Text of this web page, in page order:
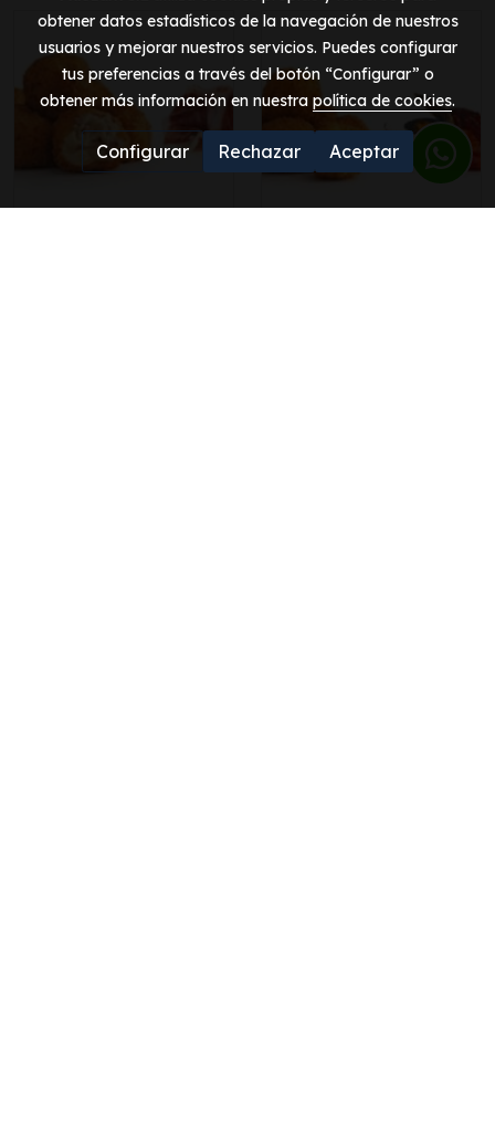
obtener datos estadísticos de la navegación de nuestros
usuarios y mejorar nuestros servicios. Puedes configurar
tus preferencias a través del botón “Configurar” o
obtener más información en nuestra política de cookies.
Configurar Rechazar Aceptar